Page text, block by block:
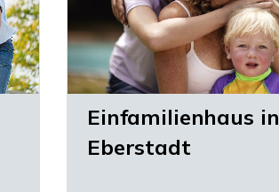
Einfamilienhaus in
Eberstadt